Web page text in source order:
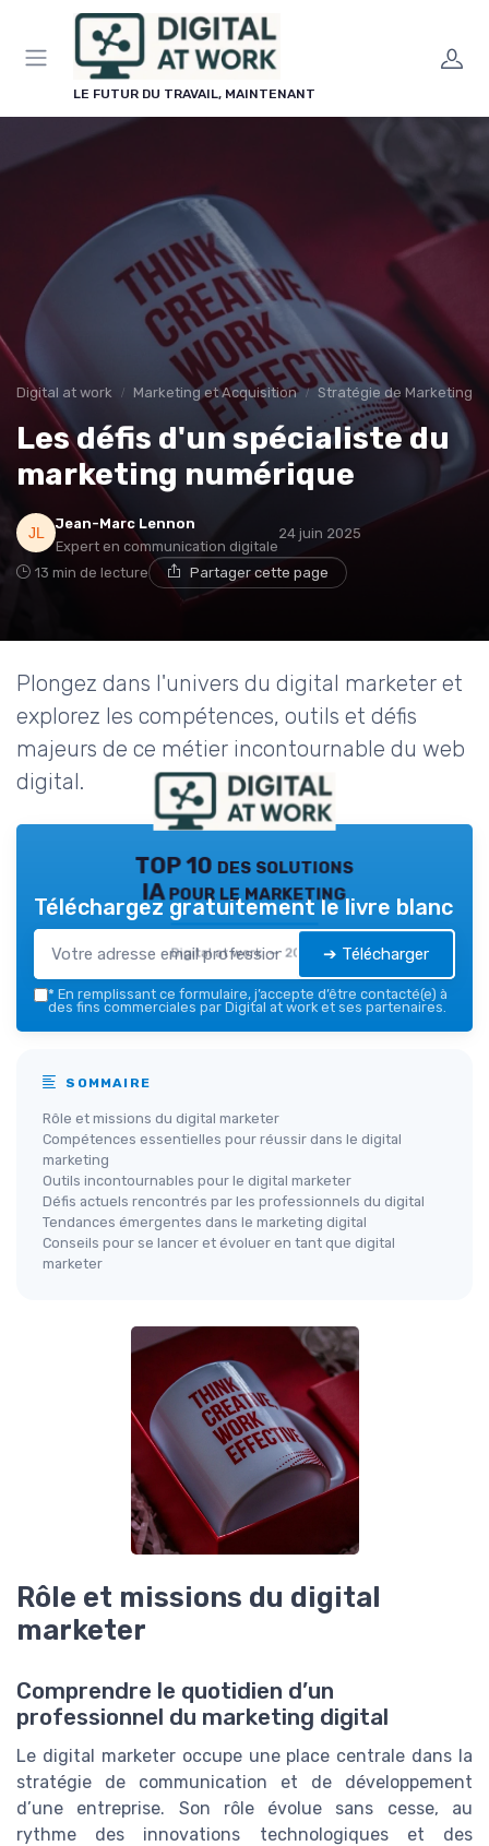
LE FUTUR DU TRAVAIL, MAINTENANT
Digital at work Marketing et Acquisition Stratégie de Marketing
Les défis d'un spécialiste du
marketing numérique
Jean-Marc Lennon
Expert en communication digitale
24 juin 2025
13 min de lecture Partager cette page
Plongez dans l'univers du digital marketer et
explorez les compétences, outils et défis
majeurs de ce métier incontournable du web
digital.
TOP 10 des solutions
IA pour le marketing
Digital at work — 2026
Téléchargez gratuitement le livre blanc
➔ Télécharger
* En remplissant ce formulaire, j’accepte d’être contacté(e) à
des fins commerciales par Digital at work et ses partenaires.
SOMMAIRE
Rôle et missions du digital marketer
Compétences essentielles pour réussir dans le digital
marketing
Outils incontournables pour le digital marketer
Défis actuels rencontrés par les professionnels du digital
Tendances émergentes dans le marketing digital
Conseils pour se lancer et évoluer en tant que digital
marketer
Rôle et missions du digital
marketer
Comprendre le quotidien d’un
professionnel du marketing digital
Le digital marketer occupe une place centrale dans la
stratégie de communication et de développement
d’une entreprise. Son rôle évolue sans cesse, au
rythme des innovations technologiques et des
Panneau de gestion des cookies